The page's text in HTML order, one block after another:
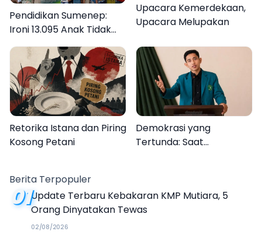
Pendidikan Sumenep:
Ironi 13.095 Anak Tidak
Sekolah Menyaksikan
Semarak Festival
Kalender Event 2026
Upacara Kemerdekaan,
Upacara Melupakan
Retorika Istana dan Piring
Kosong Petani
Demokrasi yang
Tertunda: Saat
Berita Terpopuler
01Update Terbaru Kebakaran KMP Mutiara, 5
Orang Dinyatakan Tewas
02/08/2026